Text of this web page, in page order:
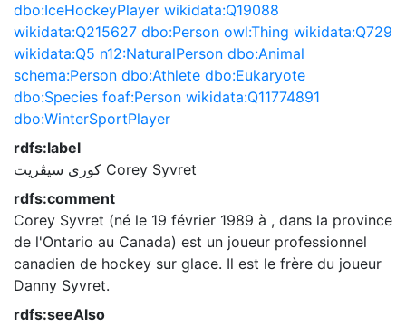
dbo:IceHockeyPlayer wikidata:Q19088
wikidata:Q215627 dbo:Person owl:Thing wikidata:Q729
wikidata:Q5 n12:NaturalPerson dbo:Animal
schema:Person dbo:Athlete dbo:Eukaryote
dbo:Species foaf:Person wikidata:Q11774891
dbo:WinterSportPlayer
rdfs:label
كورى سيڤريت Corey Syvret
rdfs:comment
Corey Syvret (né le 19 février 1989 à , dans la province
de l'Ontario au Canada) est un joueur professionnel
canadien de hockey sur glace. Il est le frère du joueur
Danny Syvret.
rdfs:seeAlso